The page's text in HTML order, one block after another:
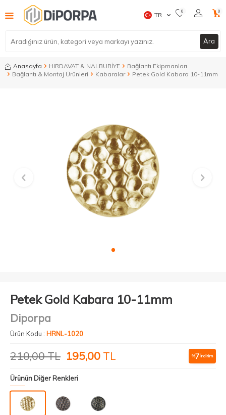
Ara
TR 0 0
Anasayfa HIRDAVAT & NALBURİYE
Bağlantı Ekipmanları
Bağlantı & Montaj Ürünleri
Kabaralar Petek Gold Kabara 10-11mm
Petek Gold Kabara 10-11mm
Diporpa
Ürün Kodu : HRNL-1020
210,00TL 195,00 TL %7 İndirim
Ürünün Diğer Renkleri